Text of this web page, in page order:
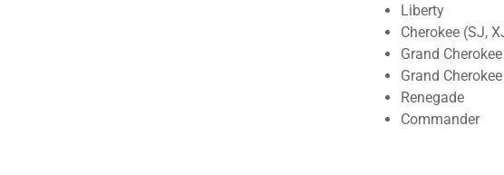
Liberty
Cherokee (SJ,
Grand Cherokee
Grand
Renegade
Commander